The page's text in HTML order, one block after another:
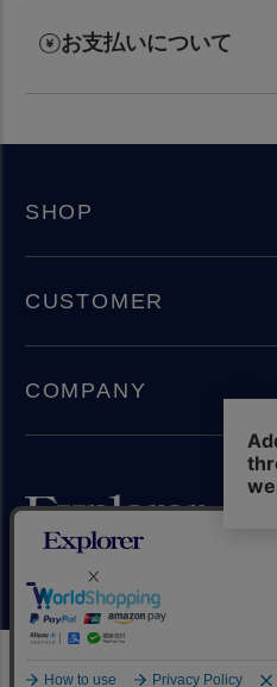
お支払いについて
SHOP
CUSTOMER
COMPANY
Copyright(C) 2024